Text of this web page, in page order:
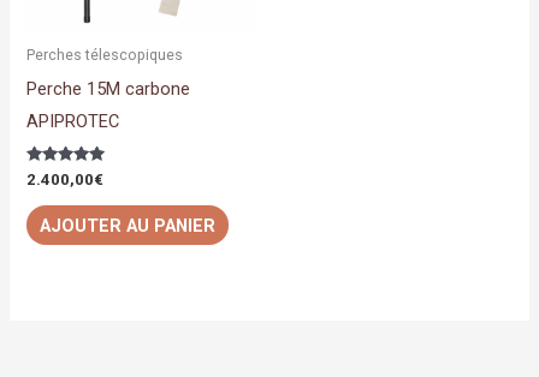
Perches télescopiques
Perche 15M carbone
APIPROTEC
Note
5.00
sur 5
2.400,00€
AJOUTER AU PANIER